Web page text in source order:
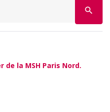
search
la MSH Paris Nord.